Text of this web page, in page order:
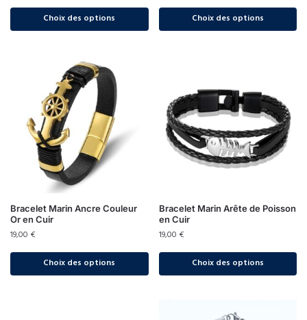
Choix des options
Choix des options
Bracelet Marin Ancre Couleur
Or en Cuir
19,00 €
Choix des options
Bracelet Marin Arête de Poisson
en Cuir
19,00 €
Choix des options